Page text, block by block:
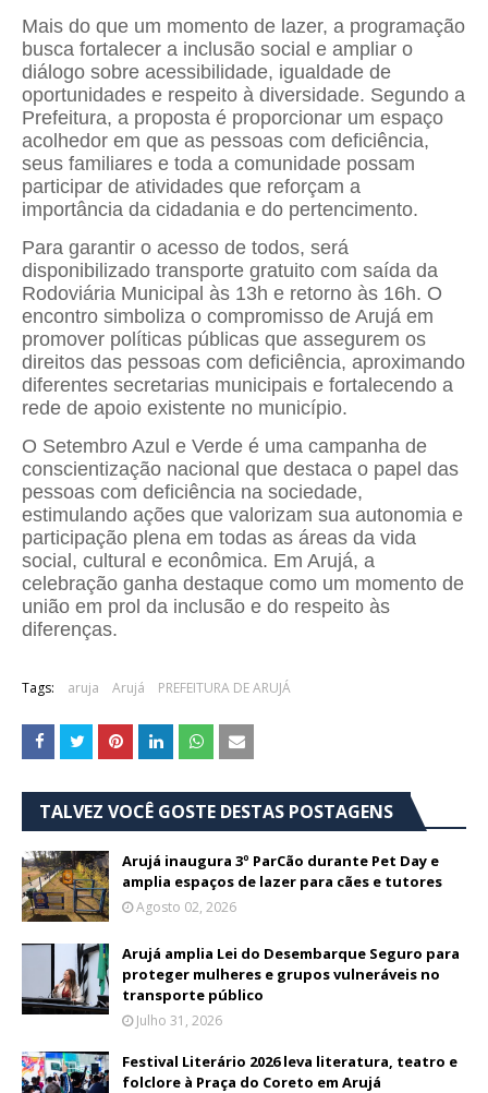
Mais do que um momento de lazer, a programação
busca fortalecer a inclusão social e ampliar o
diálogo sobre acessibilidade, igualdade de
oportunidades e respeito à diversidade. Segundo a
Prefeitura, a proposta é proporcionar um espaço
acolhedor em que as pessoas com deficiência,
seus familiares e toda a comunidade possam
participar de atividades que reforçam a
importância da cidadania e do pertencimento.
Para garantir o acesso de todos, será
disponibilizado transporte gratuito com saída da
Rodoviária Municipal às 13h e retorno às 16h. O
encontro simboliza o compromisso de Arujá em
promover políticas públicas que assegurem os
direitos das pessoas com deficiência, aproximando
diferentes secretarias municipais e fortalecendo a
rede de apoio existente no município.
O Setembro Azul e Verde é uma campanha de
conscientização nacional que destaca o papel das
pessoas com deficiência na sociedade,
estimulando ações que valorizam sua autonomia e
participação plena em todas as áreas da vida
social, cultural e econômica. Em Arujá, a
celebração ganha destaque como um momento de
união em prol da inclusão e do respeito às
diferenças.
Tags: aruja Arujá PREFEITURA DE ARUJÁ
TALVEZ VOCÊ GOSTE DESTAS POSTAGENS
Arujá inaugura 3º ParCão durante Pet Day e
amplia espaços de lazer para cães e tutores
Agosto 02, 2026
Arujá amplia Lei do Desembarque Seguro para
proteger mulheres e grupos vulneráveis no
transporte público
Julho 31, 2026
Festival Literário 2026 leva literatura, teatro e
folclore à Praça do Coreto em Arujá